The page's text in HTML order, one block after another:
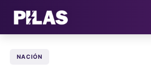
NACIÓN